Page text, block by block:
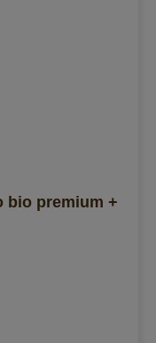
bio premium +